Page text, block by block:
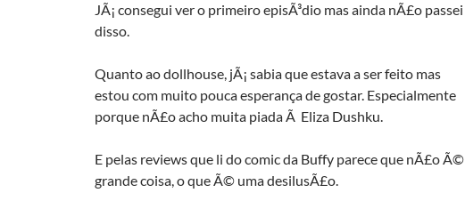
JÃ¡ consegui ver o primeiro episÃ³dio mas ainda nÃ£o passei
disso.
Quanto ao dollhouse, jÃ¡ sabia que estava a ser feito mas
estou com muito pouca esperança de gostar. Especialmente
porque nÃ£o acho muita piada Ã Eliza Dushku.
E pelas reviews que li do comic da Buffy parece que nÃ£o Ã©
grande coisa, o que Ã© uma desilusÃ£o.